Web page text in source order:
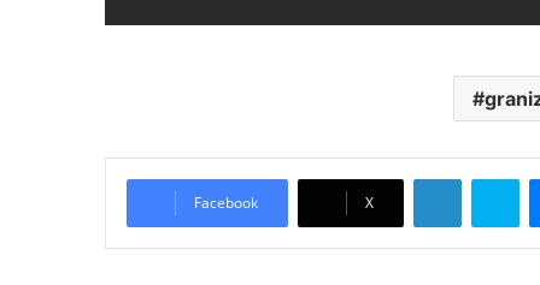
Facebook X
LinkedIn